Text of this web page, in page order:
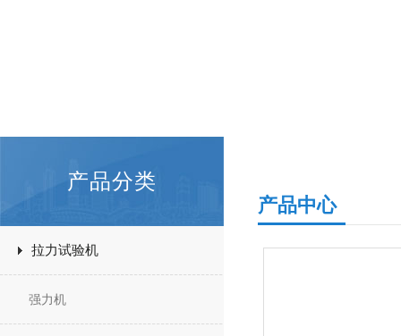
产品分类
拉力试验机
强力机
产品中心